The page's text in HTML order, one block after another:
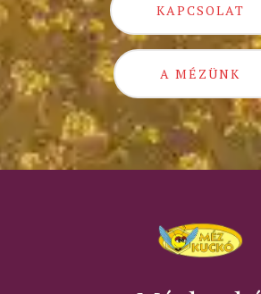
KAPCSOLAT
A MÉZÜNK